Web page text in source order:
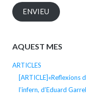
ENVIEU
AQUEST MES
ARTICLES
[ARTICLE]«Reflexions
l’infern, d’Eduard